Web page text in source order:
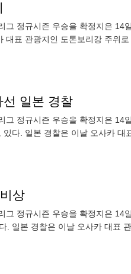
정규시즌 우승을 확정지은 14
표 관광지인 도톤보리강 주위로
일본 경찰
정규시즌 우승을 확정지은 14
다. 일본 경찰은 이날 오사카 대
상
정규시즌 우승을 확정지은 14
일본 경찰은 이날 오사카 대표